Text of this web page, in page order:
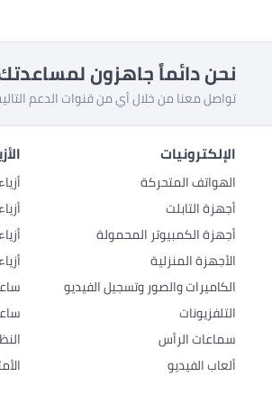
نحن دائماً جاهزون
تواصل معنا من خلال أي من قنوات الدعم
الإلكترونيات
الهواتف المتحركة
أجهزة التابلت
أجهزة الكمبيوتر المحمولة
الأجهزة المنزلية
الكاميرات والصور وتسجيل الفيديو
التلفزيونات
سماعات الرأس
ألعاب الفيديو